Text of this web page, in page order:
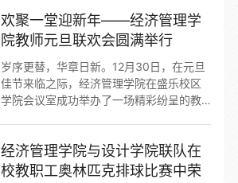
休教师进行了走访慰问。慰问过程中，学
院领导与退休教师们亲切交谈，向他们介
果、人才培养等方面取得的成绩，认真听
取他们对学院未来发展的宝贵意见和建
议，并叮嘱他们在寒冬时节要注意保暖，
欢聚一堂迎新年——经济管理学
院教师元旦联欢会圆满举行
岁序更替，华章日新。12月30日，在元旦
佳节来临之际，经济管理学院在盛乐校区
学院会议室成功举办了一场精彩纷呈的教
着欢快的音乐响起，联欢会在主持人热情
洋溢的开场中拉开帷幕。学院党委书记智
经济管理学院与设计学院联队在
校教职工奥林匹克排球比赛中荣